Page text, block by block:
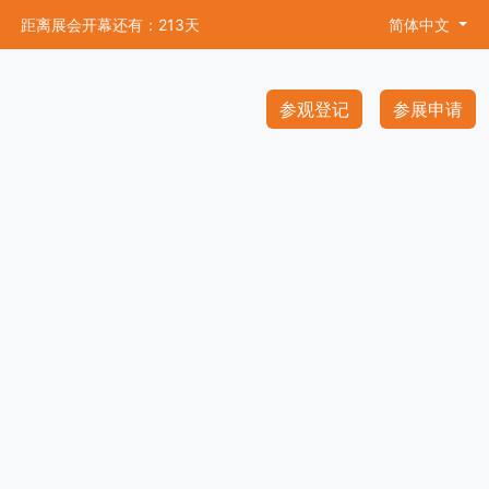
距离展会开幕还有：213天 简体中文
参观登记 参展申请